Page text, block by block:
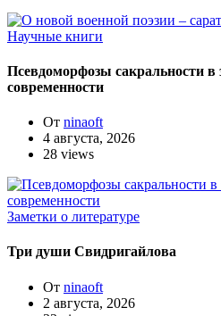
Научные книги
Псевдоморфозы сакральности в
современности
От ninaoft
4 августа, 2026
28 views
Заметки о литературе
Три души Свидригайлова
От ninaoft
2 августа, 2026